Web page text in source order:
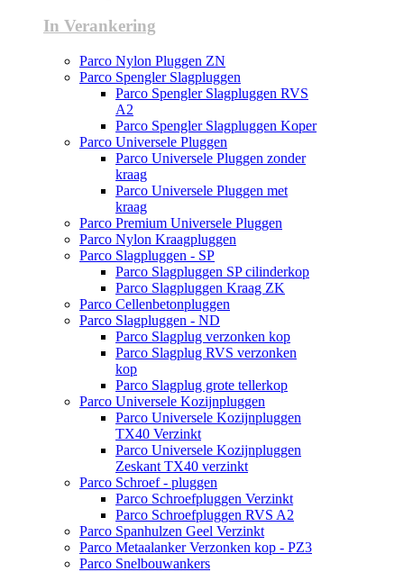
In Verankering
Parco Nylon Pluggen ZN
Parco Spengler Slagpluggen
Parco Spengler Slagpluggen RVS
A2
Parco Spengler Slagpluggen Koper
Parco Universele Pluggen
Parco Universele Pluggen zonder
kraag
Parco Universele Pluggen met
kraag
Parco Premium Universele Pluggen
Parco Nylon Kraagpluggen
Parco Slagpluggen - SP
Parco Slagpluggen SP cilinderkop
Parco Slagpluggen Kraag ZK
Parco Cellenbetonpluggen
Parco Slagpluggen - ND
Parco Slagplug verzonken kop
Parco Slagplug RVS verzonken
kop
Parco Slagplug grote tellerkop
Parco Universele Kozijnpluggen
Parco Universele Kozijnpluggen
TX40 Verzinkt
Parco Universele Kozijnpluggen
Zeskant TX40 verzinkt
Parco Schroef - pluggen
Parco Schroefpluggen Verzinkt
Parco Schroefpluggen RVS A2
Parco Spanhulzen Geel Verzinkt
Parco Metaalanker Verzonken kop - PZ3
Parco Snelbouwankers